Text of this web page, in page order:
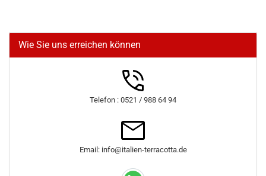
Wie Sie uns erreichen können
Telefon : 0521 / 988 64 94
Email: info@italien-terracotta.de